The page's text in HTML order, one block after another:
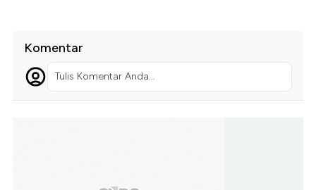
Komentar
Tulis Komentar Anda...